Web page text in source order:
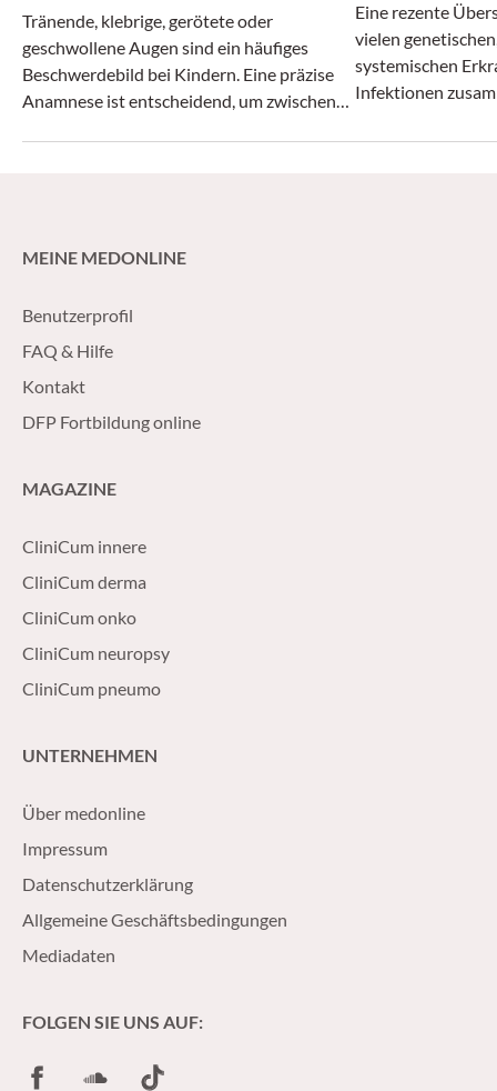
Tränende, klebrige, gerötete oder
geschwollene Augen sind ein häufiges
Beschwerdebild bei Kindern. Eine präzise
Anamnese ist entscheidend, um zwischen
Eine rezente
vielen
systemischen
Infektionen
MEINE MEDONLINE
Benutzerprofil
FAQ & Hilfe
Kontakt
DFP Fortbildung online
MAGAZINE
CliniCum innere
CliniCum derma
CliniCum onko
CliniCum neuropsy
CliniCum pneumo
UNTERNEHMEN
Über medonline
Impressum
Datenschutzerklärung
Allgemeine Geschäftsbedingungen
Mediadaten
FOLGEN SIE UNS AUF:
FacebookSoundCloud
TikTok